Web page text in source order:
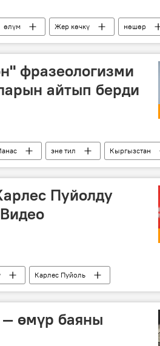
өлүм Жер көчкү
нөшөр
фразеологизми
айтып берди
эне тил Кыргызстан
Пуйолду
Карлес Пуйоль
өмүр баяны